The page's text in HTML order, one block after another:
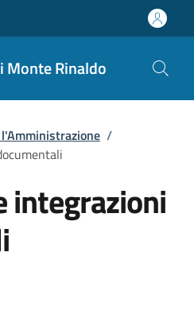
Monte Rinaldo
/
integrazioni